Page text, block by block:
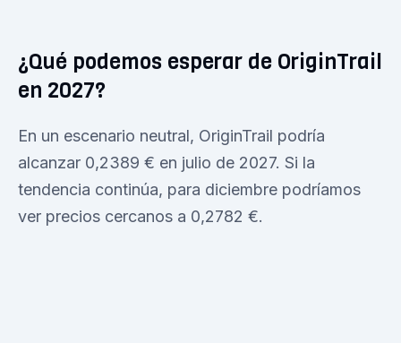
¿Qué podemos esperar de OriginTrail
en 2027?
En un escenario neutral, OriginTrail podría
alcanzar 0,2389 € en julio de 2027. Si la
tendencia continúa, para diciembre podríamos
ver precios cercanos a 0,2782 €.